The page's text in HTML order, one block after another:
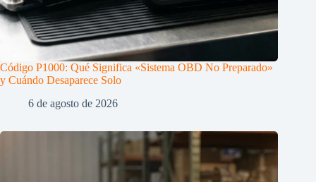
Código P1000: Qué Significa «Sistema OBD No Preparado»
y Cuándo Desaparece Solo
6 de agosto de 2026